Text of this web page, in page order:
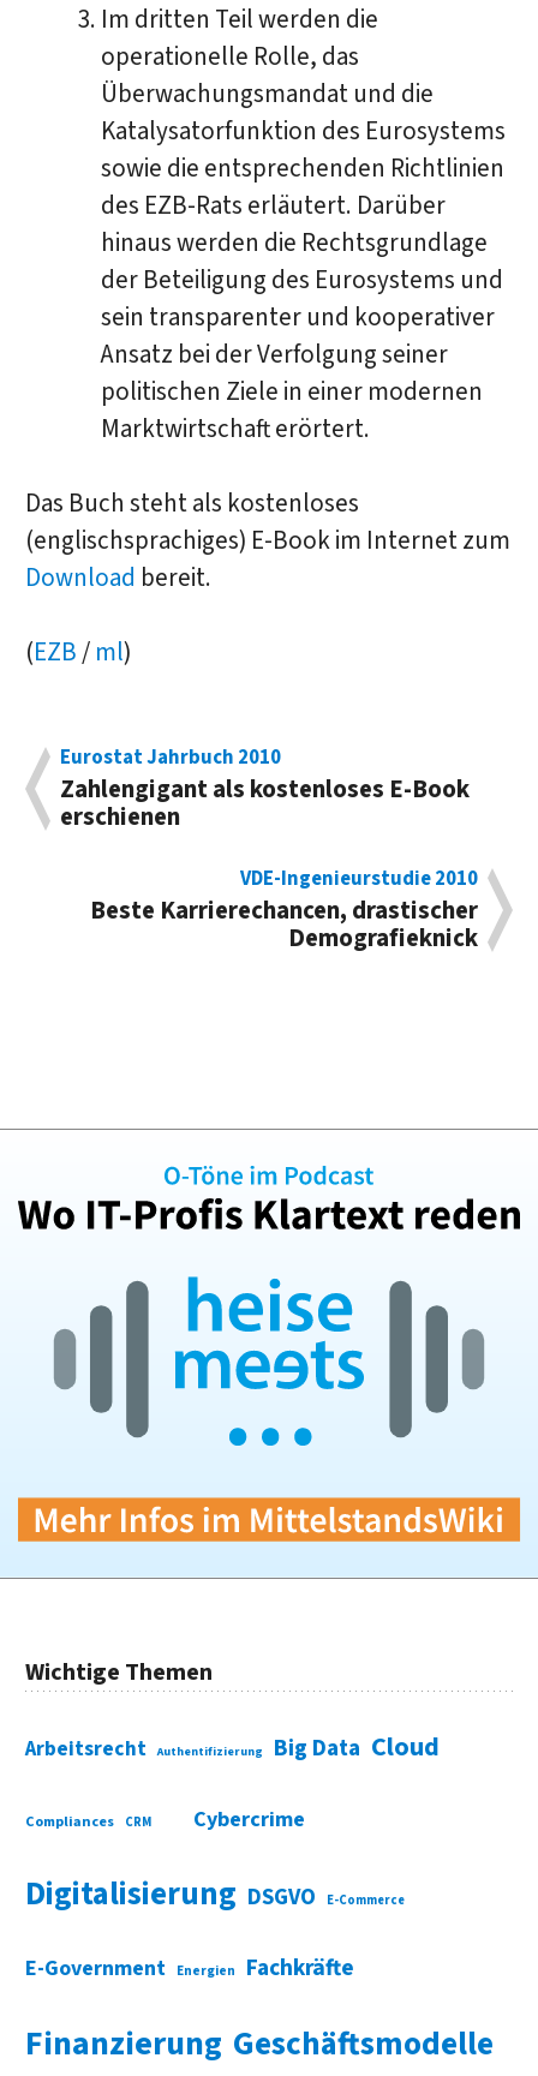
Im dritten Teil werden die
operationelle Rolle, das
Überwachungsmandat und die
Katalysatorfunktion des Eurosystems
sowie die entsprechenden Richtlinien
des EZB-Rats erläutert. Darüber
hinaus werden die Rechtsgrundlage
der Beteiligung des Eurosystems und
sein transparenter und kooperativer
Ansatz bei der Verfolgung seiner
politischen Ziele in einer modernen
Marktwirtschaft erörtert.
Das Buch steht als kostenloses
(englischsprachiges) E-Book im Internet zum
Download bereit.
(EZB/ ml)
Eurostat Jahrbuch 2010
Zahlengigant als kostenloses E-Book
erschienen
VDE-Ingenieurstudie 2010
Beste Karrierechancen, drastischer
Demografieknick
Wichtige Themen
Arbeitsrecht Authentifizierung Big Data Cloud
Compliances CRM Cybercrime
Digitalisierung DSGVO E-Commerce
E-Government Energien Fachkräfte
Finanzierung Geschäftsmodelle